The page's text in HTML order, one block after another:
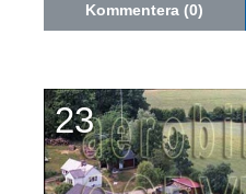
Kommentera (0)
23